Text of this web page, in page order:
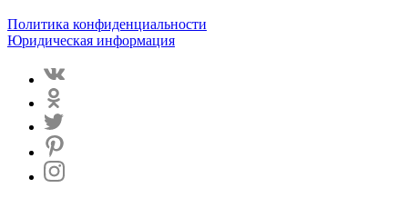
Политика конфиденциальности
Юридическая информация